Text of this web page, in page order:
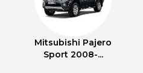
Mitsubishi Pajero
Sport 2008-...